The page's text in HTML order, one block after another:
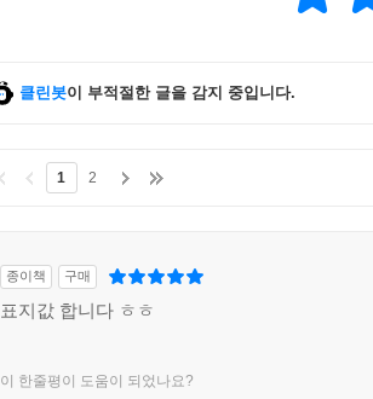
클린봇이 부적절한 글을 감지 중입니다.
1 2
종이책 구매
표지값 합니다 ㅎㅎ
이 한줄평이 도움이 되었나요?